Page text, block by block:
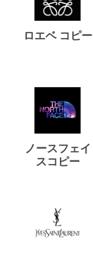
ロエベ コピー
ノースフェイ
スコピー